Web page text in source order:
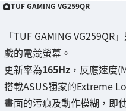
TUF GAMING VG259QR
「TUF GAMING VG259QR
戲的電競螢幕。
更新率為165Hz ，反應速度
搭載ASUS獨家的Extreme
畫面的污痕及動作模糊，即